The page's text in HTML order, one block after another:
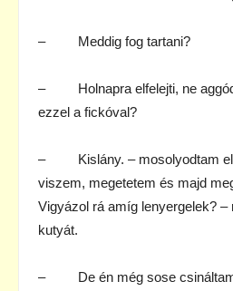
– Meddig fog tartani?
– Holnapra elfelejti, ne
ezzel a fickóval?
– Kislány. – mosolyodtam
viszem, megetetem és majd
Vigyázol rá amíg lenyergelek?
kutyát.
– De én még sose csináltam